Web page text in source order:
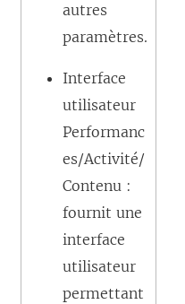
autres
paramètres.
Interface
utilisateur
Performanc
es/Activité/
Contenu :
fournit une
interface
utilisateur
permettant